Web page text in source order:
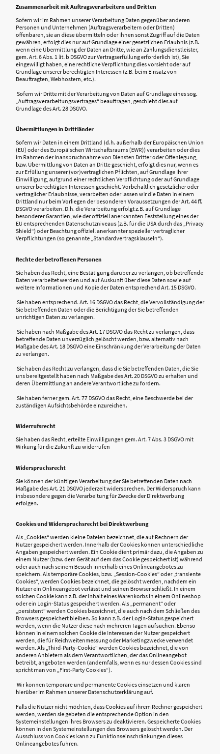
Zusammenarbeit mit Auftragsverarbeitern und Dritten
Sofern wir im Rahmen unserer Verarbeitung Daten gegenüber anderen
Personen und Unternehmen (Auftragsverarbeitern oder Dritten)
offenbaren, sie an diese übermitteln oder ihnen sonst Zugriff auf die Daten
gewähren, erfolgt dies nur auf Grundlage einer gesetzlichen Erlaubnis (z.B.
wenn eine Übermittlung der Daten an Dritte, wie an Zahlungsdienstleister,
gem. Art. 6 Abs. 1 lit. b DSGVO zur Vertragserfüllung erforderlich ist), Sie
eingewilligt haben, eine rechtliche Verpflichtung dies vorsieht oder auf
Grundlage unserer berechtigten Interessen (z.B. beim Einsatz von
Beauftragten, Webhostern, etc.).
Sofern wir Dritte mit der Verarbeitung von Daten auf Grundlage eines sog.
„Auftragsverarbeitungsvertrages“ beauftragen, geschieht dies auf
Grundlage des Art. 28 DSGVO.
Übermittlungen in Drittländer
Sofern wir Daten in einem Drittland (d.h. außerhalb der Europäischen Union
(EU) oder des Europäischen Wirtschaftsraums (EWR)) verarbeiten oder dies
im Rahmen der Inanspruchnahme von Diensten Dritter oder Offenlegung,
bzw. Übermittlung von Daten an Dritte geschieht, erfolgt dies nur, wenn es
zur Erfüllung unserer (vor)vertraglichen Pflichten, auf Grundlage Ihrer
Einwilligung, aufgrund einer rechtlichen Verpflichtung oder auf Grundlage
unserer berechtigten Interessen geschieht. Vorbehaltlich gesetzlicher oder
vertraglicher Erlaubnisse, verarbeiten oder lassen wir die Daten in einem
Drittland nur beim Vorliegen der besonderen Voraussetzungen der Art. 44 ff.
DSGVO verarbeiten. D.h. die Verarbeitung erfolgt z.B. auf Grundlage
besonderer Garantien, wie der offiziell anerkannten Feststellung eines der
EU entsprechenden Datenschutzniveaus (z.B. für die USA durch das „Privacy
Shield“) oder Beachtung offiziell anerkannter spezieller vertraglicher
Verpflichtungen (so genannte „Standardvertragsklauseln“).
Rechte der betroffenen Personen
Sie haben das Recht, eine Bestätigung darüber zu verlangen, ob betreffende
Daten verarbeitet werden und auf Auskunft über diese Daten sowie auf
weitere Informationen und Kopie der Daten entsprechend Art. 15 DSGVO.
Sie haben entsprechend. Art. 16 DSGVO das Recht, die Vervollständigung der
Sie betreffenden Daten oder die Berichtigung der Sie betreffenden
unrichtigen Daten zu verlangen.
Sie haben nach Maßgabe des Art. 17 DSGVO das Recht zu verlangen, dass
betreffende Daten unverzüglich gelöscht werden, bzw. alternativ nach
Maßgabe des Art. 18 DSGVO eine Einschränkung der Verarbeitung der Daten
zu verlangen.
Sie haben das Recht zu verlangen, dass die Sie betreffenden Daten, die Sie
uns bereitgestellt haben nach Maßgabe des Art. 20 DSGVO zu erhalten und
deren Übermittlung an andere Verantwortliche zu fordern.
Sie haben ferner gem. Art. 77 DSGVO das Recht, eine Beschwerde bei der
zuständigen Aufsichtsbehörde einzureichen.
Widerrufsrecht
Sie haben das Recht, erteilte Einwilligungen gem. Art. 7 Abs. 3 DSGVO mit
Wirkung für die Zukunft zu widerrufen
Widerspruchsrecht
Sie können der künftigen Verarbeitung der Sie betreffenden Daten nach
Maßgabe des Art. 21 DSGVO jederzeit widersprechen. Der Widerspruch kann
insbesondere gegen die Verarbeitung für Zwecke der Direktwerbung
erfolgen.
Cookies und Widerspruchsrecht bei Direktwerbung
Als „Cookies“ werden kleine Dateien bezeichnet, die auf Rechnern der
Nutzer gespeichert werden. Innerhalb der Cookies können unterschiedliche
Angaben gespeichert werden. Ein Cookie dient primär dazu, die Angaben zu
einem Nutzer (bzw. dem Gerät auf dem das Cookie gespeichert ist) während
oder auch nach seinem Besuch innerhalb eines Onlineangebotes zu
speichern. Als temporäre Cookies, bzw. „Session-Cookies“ oder „transiente
Cookies“, werden Cookies bezeichnet, die gelöscht werden, nachdem ein
Nutzer ein Onlineangebot verlässt und seinen Browser schließt. In einem
solchen Cookie kann z.B. der Inhalt eines Warenkorbs in einem Onlineshop
oder ein Login-Status gespeichert werden. Als „permanent“ oder
„persistent“ werden Cookies bezeichnet, die auch nach dem Schließen des
Browsers gespeichert bleiben. So kann z.B. der Login-Status gespeichert
werden, wenn die Nutzer diese nach mehreren Tagen aufsuchen. Ebenso
können in einem solchen Cookie die Interessen der Nutzer gespeichert
werden, die für Reichweitenmessung oder Marketingzwecke verwendet
werden. Als „Third-Party-Cookie“ werden Cookies bezeichnet, die von
anderen Anbietern als dem Verantwortlichen, der das Onlineangebot
betreibt, angeboten werden (andernfalls, wenn es nur dessen Cookies sind
spricht man von „First-Party Cookies“).
Wir können temporäre und permanente Cookies einsetzen und klären
hierüber im Rahmen unserer Datenschutzerklärung auf.
Falls die Nutzer nicht möchten, dass Cookies auf ihrem Rechner gespeichert
werden, werden sie gebeten die entsprechende Option in den
Systemeinstellungen ihres Browsers zu deaktivieren. Gespeicherte Cookies
können in den Systemeinstellungen des Browsers gelöscht werden. Der
Ausschluss von Cookies kann zu Funktionseinschränkungen dieses
Onlineangebotes führen.